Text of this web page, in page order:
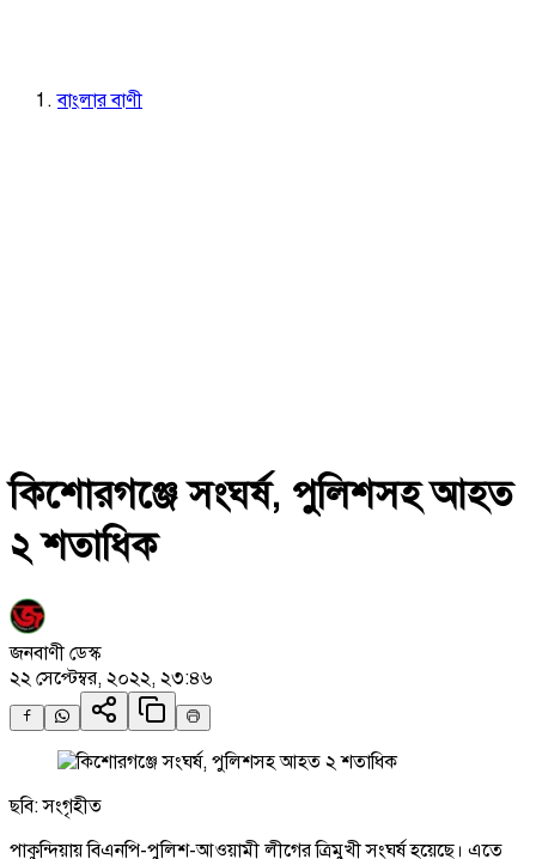
বাংলার বাণী
কিশোরগঞ্জে সংঘর্ষ, পুলিশসহ আহত
২ শতাধিক
জনবাণী ডেস্ক
২২ সেপ্টেম্বর, ২০২২, ২৩:৪৬
ছবি: সংগৃহীত
পাকুন্দিয়ায় বিএনপি-পুলিশ-আওয়ামী লীগের ত্রিমুখী সংঘর্ষ হয়েছে। এতে